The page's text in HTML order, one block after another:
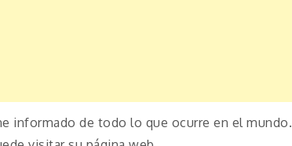
informado de todo lo que ocurre en el mundo.